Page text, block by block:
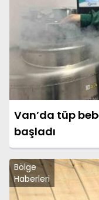
Van’da tüp
başladı
Bölge
Haberleri